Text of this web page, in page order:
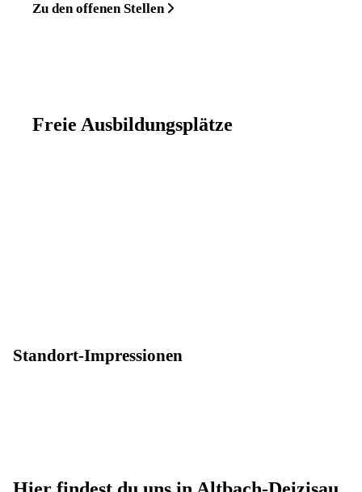
Zu den offenen Stellen
Freie Ausbildungsplätze
Standort-Impressionen